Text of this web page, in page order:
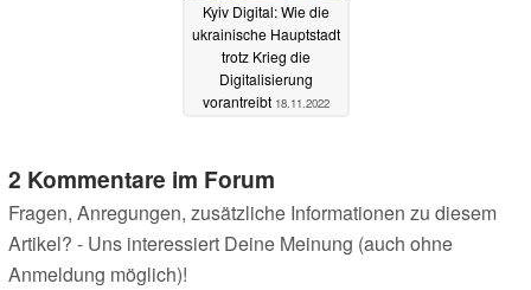
Kyiv Digital: Wie die
ukrainische Hauptstadt
trotz Krieg die
Digitalisierung
vorantreibt 18.11.2022
2 Kommentare im Forum
Fragen, Anregungen, zusätzliche Informationen zu diesem
Artikel? - Uns interessiert Deine Meinung (auch ohne
Anmeldung möglich)!